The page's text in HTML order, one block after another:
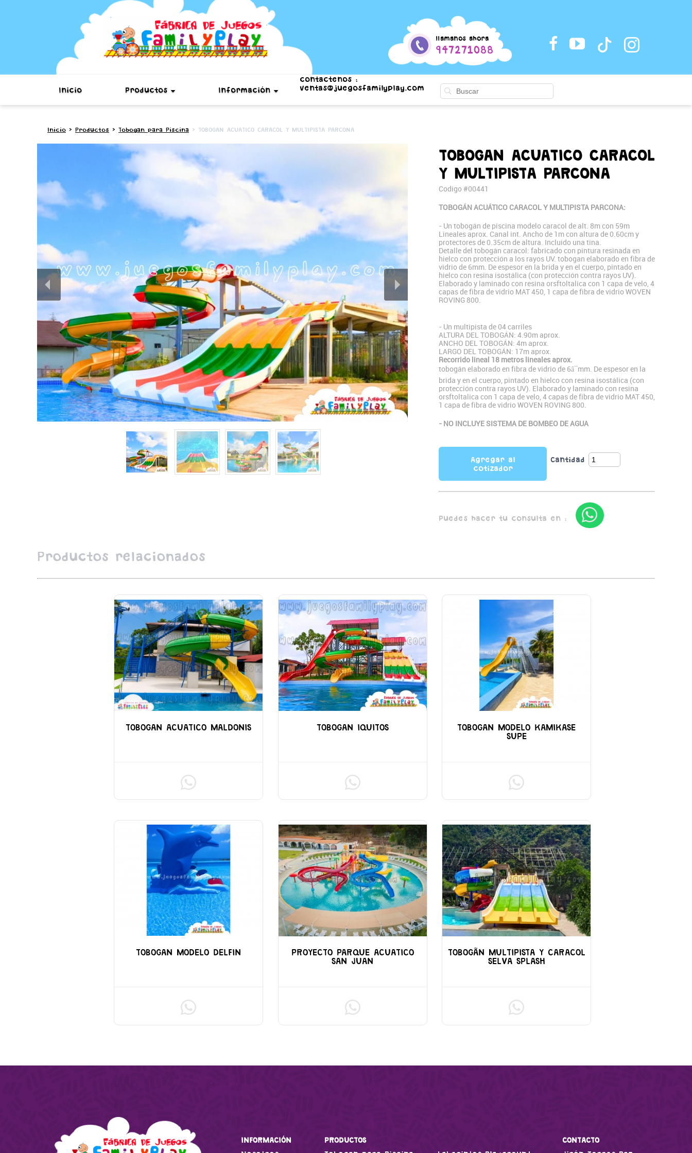
llamanos ahora
947271088
Inicio Productos Información
contactenos :
ventas@juegosfamilyplay.com
Inicio > Productos > Tobogan para Piscina > TOBOGAN ACUATICO CARACOL Y MULTIPISTA PARCONA
TOBOGAN ACUATICO CARACOL
Y MULTIPISTA PARCONA
Codigo #00441
TOBOGÁN ACUÁTICO CARACOL Y MULTIPISTA PARCONA:
- Un tobogán de piscina modelo caracol de alt. 8m con 59m
Lineales aprox. Canal int. Ancho de 1m con altura de 0.60cm y
protectores de 0.35cm de altura. Incluido una tina.
Detalle del tobogán caracol: fabricado con pintura resinada en
hielco con protección a los rayos UV. tobogan elaborado en fibra de
vidrio de 6mm. De espesor en la brida y en el cuerpo, pintado en
hielco con resina isostálica (con protección contra rayos UV).
Elaborado y laminado con resina orsftoltalica con 1 capa de velo, 4
capas de fibra de vidrio MAT 450, 1 capa de fibra de vidrio WOVEN
ROVING 800.
- Un multipista de 04 carriles
ALTURA DEL TOBOGÁN: 4.90m aprox.
ANCHO DEL TOBOGÁN: 4m aprox.
LARGO DEL TOBOGÁN: 17m aprox.
Recorrido lineal 18 metros lineales aprox.
tobogán elaborado en fibra de vidrio de 6â¯mm. De espesor en la
brida y en el cuerpo, pintado en hielco con resina isostálica (con
protección contra rayos UV). Elaborado y laminado con resina
orsftoltalica con 1 capa de velo, 4 capas de fibra de vidrio MAT 450,
1 capa de fibra de vidrio WOVEN ROVING 800.
- NO INCLUYE SISTEMA DE BOMBEO DE AGUA
Agregar al
cotizador
Cantidad
Puedes hacer tu consulta en :
Productos relacionados
TOBOGAN ACUATICO MALDONIS TOBOGAN IQUITOS
TOBOGAN MODELO KAMIKASE
SUPE
TOBOGAN MODELO DELFIN
PROYECTO PARQUE ACUATICO
SAN JUAN
TOBOGÃN MULTIPISTA Y CARACOL
SELVA SPLASH
INFORMACIÓN
PRODUCTOS
CONTACTO